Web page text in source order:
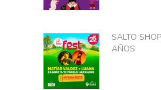
SALTO
AÑOS